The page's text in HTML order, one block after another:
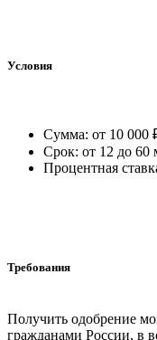
Условия
Сумма: от 10 000
Срок: от 12 до 60
Процентная
Требования
Получить одобрение
гражданами России, в